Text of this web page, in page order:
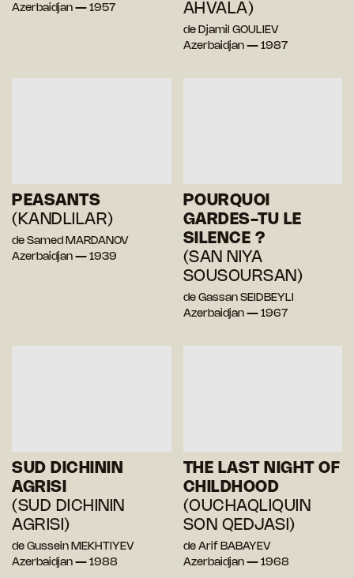
Azerbaidjan — 1957
AHVALA)
de Djamil GOULIEV
Azerbaidjan — 1987
PEASANTS
(KANDLILAR)
de Samed MARDANOV
Azerbaidjan — 1939
POURQUOI
GARDES-TU LE
SILENCE ?
(SAN NIYA
SOUSOURSAN)
de Gassan SEIDBEYLI
Azerbaidjan — 1967
SUD DICHININ
AGRISI
(SUD DICHININ
AGRISI)
de Gussein MEKHTIYEV
Azerbaidjan — 1988
THE LAST NIGHT OF
CHILDHOOD
(OUCHAQLIQUIN
SON QEDJASI)
de Arif BABAYEV
Azerbaidjan — 1968